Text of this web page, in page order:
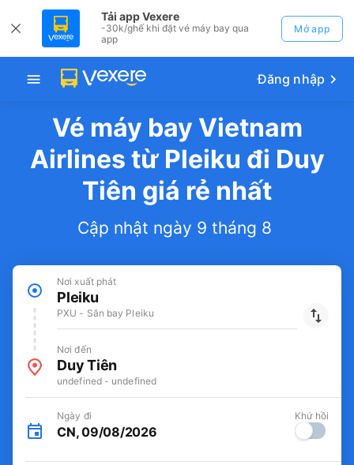
Tải app Vexere
-30k/ghế khi đặt vé máy bay qua
app
Mở app
Đăng nhập
Vé máy bay Vietnam
Airlines từ Pleiku đi Duy
Tiên giá rẻ nhất
Cập nhật ngày 9 tháng 8
Nơi xuất phát
Pleiku
PXU - Sân bay Pleiku
Nơi đến
Duy Tiên
undefined - undefined
Ngày đi
CN, 09/08/2026
Khứ hồi